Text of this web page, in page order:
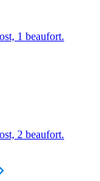
1 beaufort.
2 beaufort.